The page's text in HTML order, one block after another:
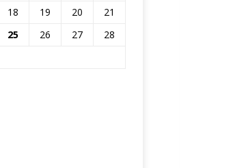
18 19 20
21
25 26 27
28